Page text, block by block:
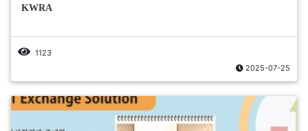
KWRA
1123
2025-07-25